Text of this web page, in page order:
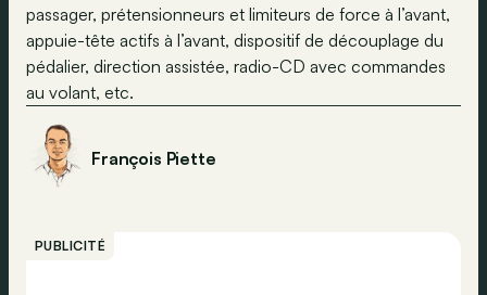
passager, prétensionneurs et limiteurs de force à l’avant,
appuie-tête actifs à l’avant, dispositif de découplage du
pédalier, direction assistée, radio-CD avec commandes
au volant, etc.
François Piette
PUBLICITÉ